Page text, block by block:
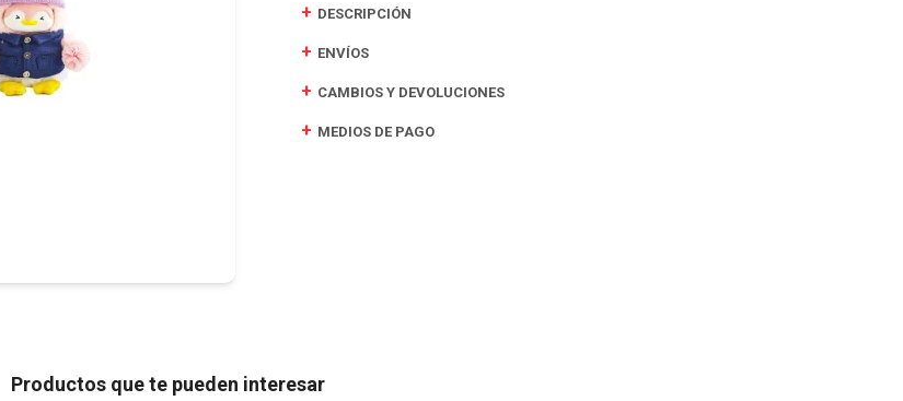
DESCRIPCIÓN
ENVÍOS
CAMBIOS Y DEVOLUCIONES
MEDIOS DE PAGO
Productos que te pueden interesar